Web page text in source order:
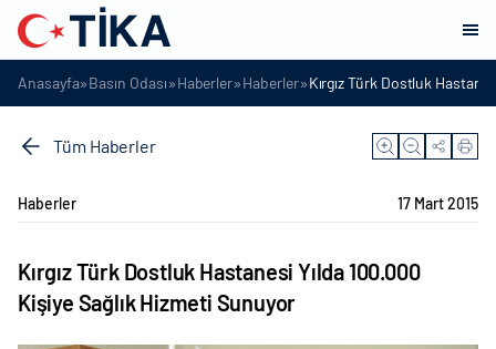
Anasayfa»Basın Odası»Haberler»Haberler»Kırgız Türk Dostluk
Tüm Haberler
Haberler 17 Mart 2015
Kırgız Türk Dostluk Hastanesi Yılda 100.000
Kişiye Sağlık Hizmeti Sunuyor